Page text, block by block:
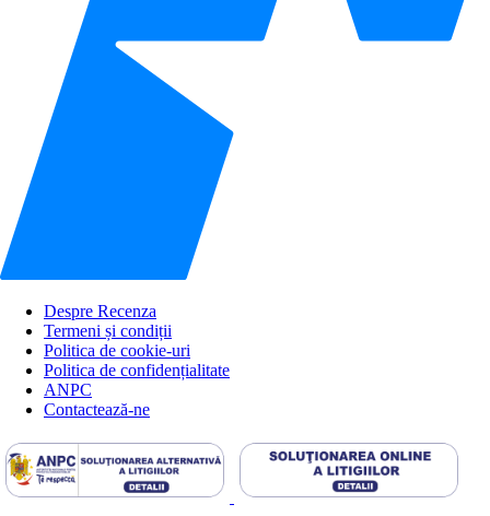
Despre Recenza
Termeni și condiții
Politica de cookie-uri
Politica de confidențialitate
ANPC
Contactează-ne